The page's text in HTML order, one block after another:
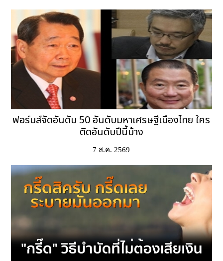
ฟอร์บส์จัดอันดับ 50 อันดับมหาเศรษฐีเมืองไทย ใคร
ติดอันดับปีนี้บ้าง
7 ส.ค. 2569